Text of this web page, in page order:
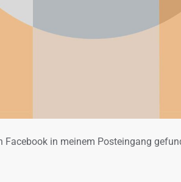
Facebook in meinem Posteingang